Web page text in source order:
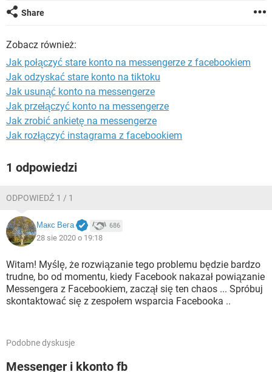
WINDOWS 10
Share
Zobacz również:
Jak połączyć stare konto na messengerze z facebookiem
Jak odzyskać stare konto na tiktoku
Jak usunąć konto na messengerze
Jak przełączyć konto na messengerze
Jak zrobić ankietę na messengerze
Jak rozłączyć instagrama z facebookiem
1 odpowiedzi
ODPOWIEDŹ 1 / 1
Макс Вега 686
28 sie 2020 o 19:18
Witam! Myślę, że rozwiązanie tego problemu będzie bardzo
trudne, bo od momentu, kiedy Facebook nakazał powiązanie
Messengera z Facebookiem, zaczął się ten chaos ... Spróbuj
skontaktować się z zespołem wsparcia Facebooka ..
Podobne dyskusje
Messenger i kkonto fb